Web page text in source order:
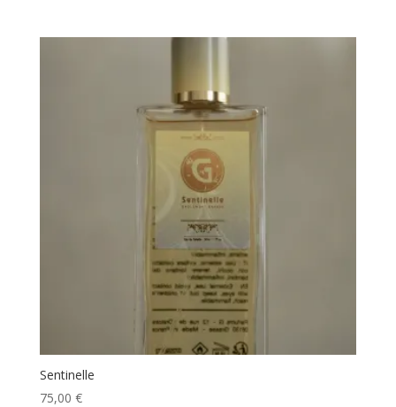
Sentinelle
75,00 €